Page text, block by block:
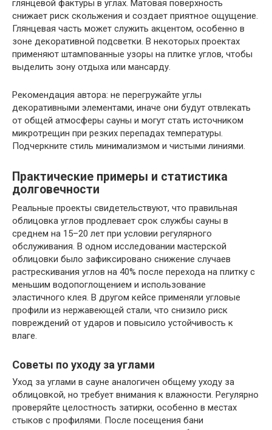
глянцевой фактуры в углах. Матовая поверхность
снижает риск скольжения и создает приятное ощущение.
Глянцевая часть может служить акцентом, особенно в
зоне декоративной подсветки. В некоторых проектах
применяют штампованные узоры на плитке углов, чтобы
выделить зону отдыха или мансарду.
Рекомендация автора: не перегружайте углы
декоративными элементами, иначе они будут отвлекать
от общей атмосферы сауны и могут стать источником
микротрещин при резких перепадах температуры.
Подчеркните стиль минимализмом и чистыми линиями.
Практические примеры и статистика
долговечности
Реальные проекты свидетельствуют, что правильная
облицовка углов продлевает срок службы сауны в
среднем на 15–20 лет при условии регулярного
обслуживания. В одном исследовании мастерской
облицовки было зафиксировано снижение случаев
растрескивания углов на 40% после перехода на плитку с
меньшим водопоглощением и использование
эластичного клея. В другом кейсе применяли угловые
профили из нержавеющей стали, что снизило риск
повреждений от ударов и повысило устойчивость к
влаге.
Советы по уходу за углами
Уход за углами в сауне аналогичен общему уходу за
облицовкой, но требует внимания к влажности. Регулярно
проверяйте целостность затирки, особенно в местах
стыков с профилями. После посещения бани